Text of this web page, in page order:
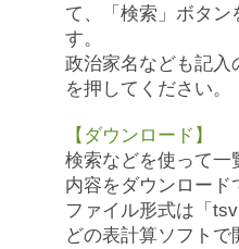
て、「検索」ボタン
す。
政治家名なども記入
を押してください。
【ダウンロード】
検索などを使って一
内容をダウンロード
ファイル形式は「
どの表計算ソフト